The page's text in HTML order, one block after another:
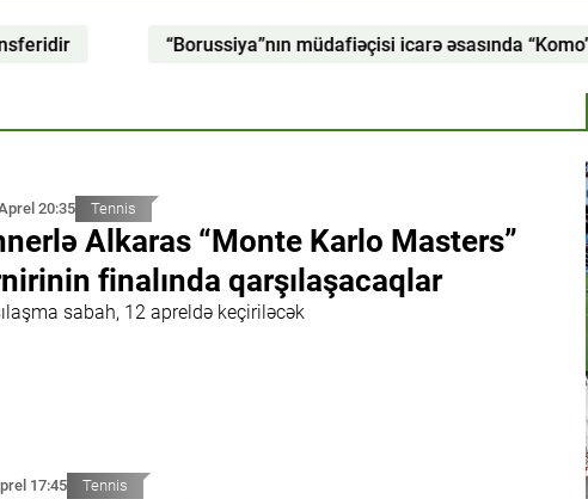
“Borussiya”nın müdafiəçisi icarə əsasında “Komo”ya keçib
20:35 Tennis
Alkaras “Monte Karlo Masters”
finalında qarşılaşacaqlar
sabah, 12 apreldə keçiriləcək
17:45 Tennis